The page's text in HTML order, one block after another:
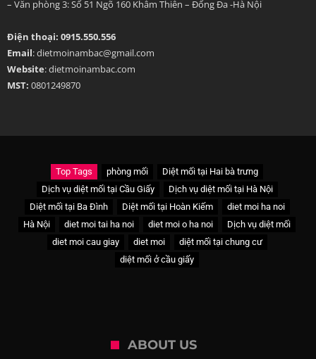
– Văn phòng 3: Số 51 Ngõ 160 Khâm Thiên – Đống Đa -Hà Nội
Điện thoại: 0915.550.556
Email: dietmoinambac@gmail.com
Website: dietmoinambac.com
MST: 0801249870
Top Tags phòng mối
Diệt mối tại Hai bà trưng
Dịch vụ diệt mối tại Cầu Giấy
Dịch vụ diệt mối tại Hà Nội
Diệt mối tại Ba Đình
Diệt mối tại Hoàn Kiếm
diet moi ha noi
Hà Nội
diet moi tai ha noi diet moi o ha noi
Dịch vụ diệt mối
diet moi cau giay
diet moi
diệt mối tại chung cư
diệt mối ở cầu giấy
ABOUT US